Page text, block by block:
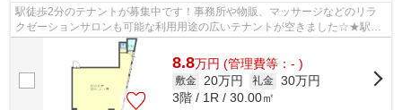
駅徒歩2分のテナントが募集中です！事務所や物販、マッサージなどのリラ
クゼーションサロンも可能な利用用途の広いテナントが空きました☆★駅す
ぐで道路に面しているので視認もしていた...
8.8万円 (管理費等：- )
敷金 20万円 礼金 30万円
3階 / 1R / 30.00㎡